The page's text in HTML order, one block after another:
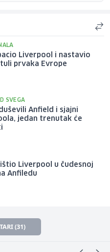
Liverpool i nastavio
prvaka Evrope
SVEGA
Anfield i sjajni
jedan trenutak će
Liverpool u čudesnoj
Anfiledu
(31)